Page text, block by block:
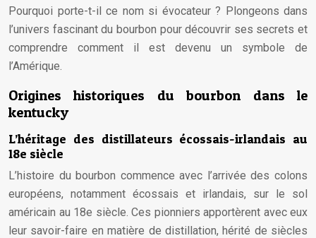
Pourquoi porte-t-il ce nom si évocateur ? Plongeons dans
l’univers fascinant du bourbon pour découvrir ses secrets et
comprendre comment il est devenu un symbole de
l’Amérique.
Origines historiques du bourbon dans le
kentucky
L’héritage des distillateurs écossais-irlandais au
18e siècle
L’histoire du bourbon commence avec l’arrivée des colons
européens, notamment écossais et irlandais, sur le sol
américain au 18e siècle. Ces pionniers apportèrent avec eux
leur savoir-faire en matière de distillation, hérité de siècles